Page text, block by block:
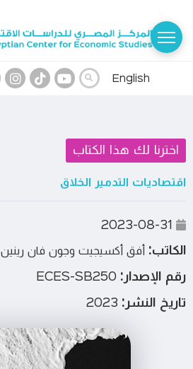
English
اخترنا لك هذا الكتاب
اقتصاديات التدمير الخلاق
الكاتب: أفق أكسيجيت وجون فان رينين
رقم الإصدار:
تاريخ النشر: